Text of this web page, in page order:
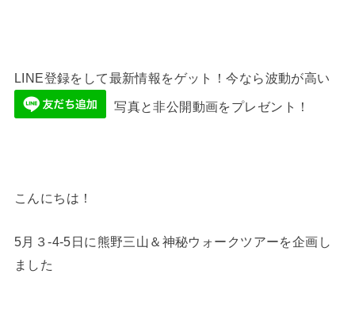
LINE登録をして最新情報をゲット！今なら波動が高い
写真と非公開動画をプレゼント！
こんにちは！
5月３-4-5日に熊野三山＆神秘ウォークツアーを企画し
ました